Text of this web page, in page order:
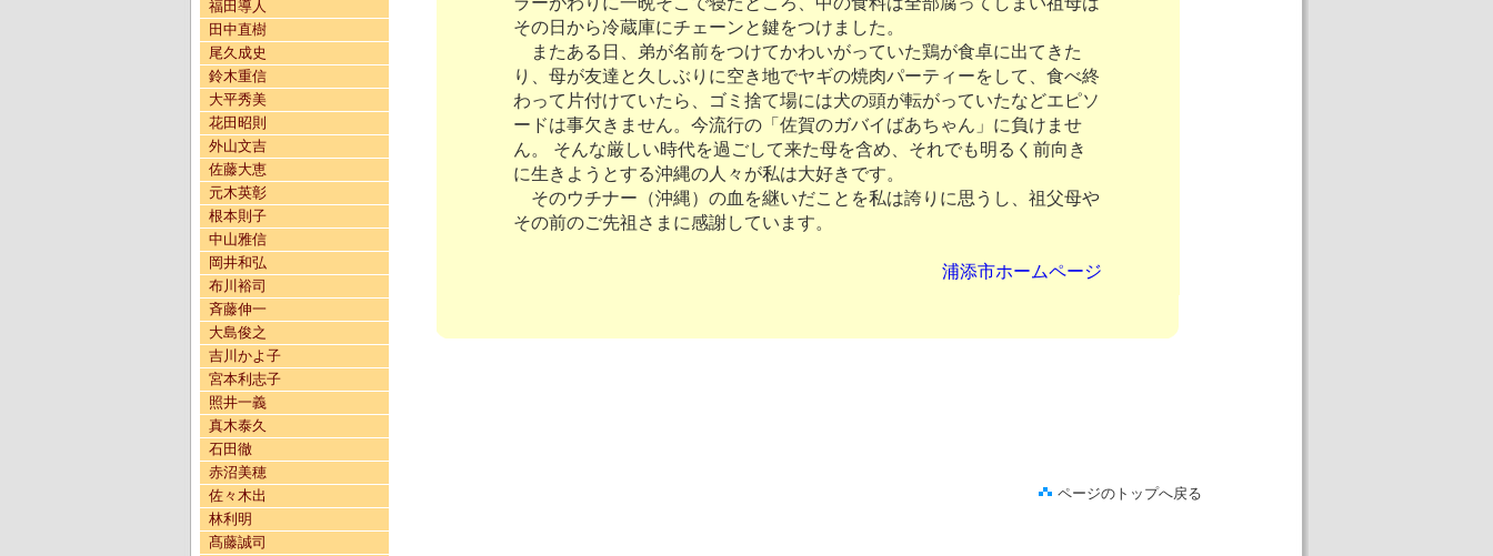
福田導人
田中直樹
尾久成史
鈴木重信
大平秀美
花田昭則
外山文吉
佐藤大恵
元木英彰
根本則子
中山雅信
岡井和弘
布川裕司
斉藤伸一
大島俊之
吉川かよ子
宮本利志子
照井一義
真木泰久
石田徹
赤沼美穂
佐々木出
林利明
髙藤誠司
その日から冷蔵庫にチェーンと鍵をつけました。
またある日、弟が名前をつけてかわいがっていた鶏が食卓に出てきた
り、母が友達と久しぶりに空き地でヤギの焼肉パーティーをして、食べ終
わって片付けていたら、ゴミ捨て場には犬の頭が転がっていたなどエピソ
ードは事欠きません。今流行の「佐賀のガバイばあちゃん」に負けませ
ん。 そんな厳しい時代を過ごして来た母を含め、それでも明るく前向き
に生きようとする沖縄の人々が私は大好きです。
そのウチナー（沖縄）の血を継いだことを私は誇りに思うし、祖父母や
その前のご先祖さまに感謝しています。
浦添市ホームページ
ページのトップへ戻る